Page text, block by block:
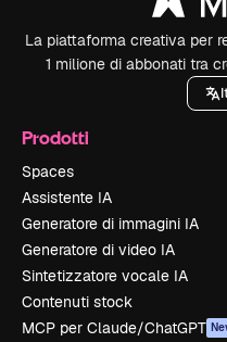
La piattaforma creativa per
1 milione di abbonati tra
Prodotti
Spaces
Assistente IA
Generatore di immagini IA
Generatore di video IA
Sintetizzatore vocale IA
Contenuti stock
MCP per Claude/ChatGPT